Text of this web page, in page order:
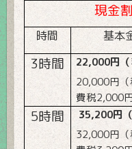
現金
時間 基本
3時間 22,000円（
20,000円
費税2,000
5時間 35,200円
32,000円